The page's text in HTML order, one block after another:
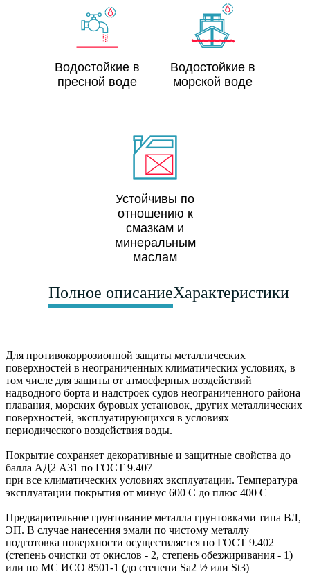
Водостойкие в
пресной воде
Водостойкие в
морской воде
Устойчивы по
отношению к
смазкам и
минеральным
маслам
Полное описаниеХарактеристики
Для противокоррозионной защиты металлических
поверхностей в неограниченных климатических условиях, в
том числе для защиты от атмосферных воздействий
надводного борта и надстроек судов неограниченного района
плавания, морских буровых установок, других металлических
поверхностей, эксплуатирующихся в условиях
периодического воздействия воды.
Покрытие сохраняет декоративные и защитные свойства до
балла АД2 А31 по ГОСТ 9.407
при все климатических условиях эксплуатации. Температура
эксплуатации покрытия от минус 600 С до плюс 400 С
Предварительное грунтование металла грунтовками типа ВЛ,
ЭП. В случае нанесения эмали по чистому металлу
подготовка поверхности осуществляется по ГОСТ 9.402
(степень очистки от окислов - 2, степень обезжиривания - 1)
или по МС ИСО 8501-1 (до степени Sa2 ½ или St3)